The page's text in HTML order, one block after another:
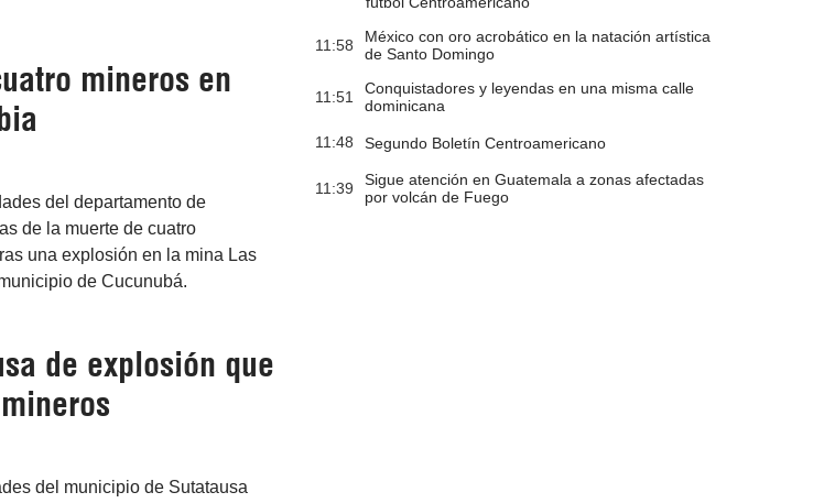
mineros en
del departamento de
de la muerte de cuatro
una explosión en la mina Las
de Cucunubá.
de explosión que
del municipio de Sutatausa
11:58
México con oro acrobático en la natación artística
de Santo Domingo
11:51
Conquistadores y leyendas en una misma calle
dominicana
11:48 Segundo Boletín Centroamericano
11:39
Sigue atención en Guatemala a zonas afectadas
por volcán de Fuego